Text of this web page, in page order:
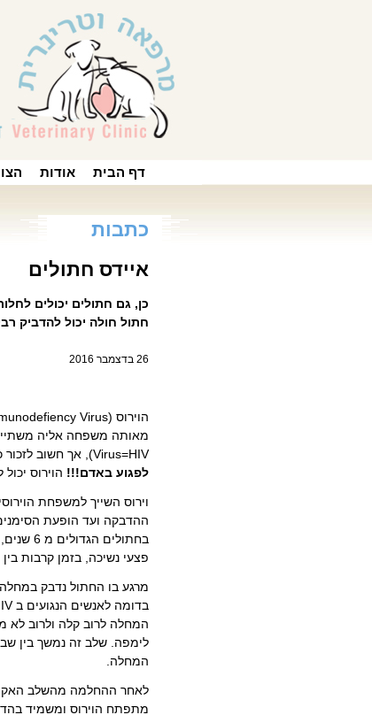
דף הבית אודות
כתבות
איידס חתולים
כן, גם חתולים יכולים
חתול חולה יכול להדביק
26 בדצמבר 2016
Virus=HIV), אך חשוב לזכור כי וירוסים אלו ,ספציפים מאוד, כך ש
לפגוע באדם!!! הוירוס
וירוס השייך למשפחת
ההדבקה ועד הופעת
פצעי נשיכה, בזמן קרבות בין
המחלה לרוב קלה ולרוב לא
לימפה. שלב זה נמשך בין
המחלה.
מתפתח הוירוס ומשמיד